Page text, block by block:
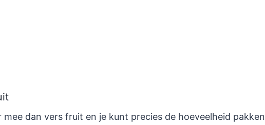
dan vers fruit en je kunt precies de hoeveelheid pakken